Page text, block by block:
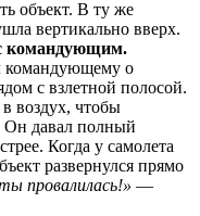
объект. В ту же
вертикально вверх.
командующим.
командующему о
с взлетной полосой.
воздух, чтобы
Он давал полный
Когда у самолета
развернулся прямо
провалилась!» —